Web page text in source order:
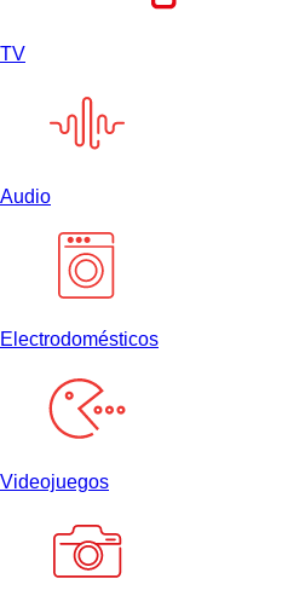
TV
Audio
Electrodomésticos
Videojuegos